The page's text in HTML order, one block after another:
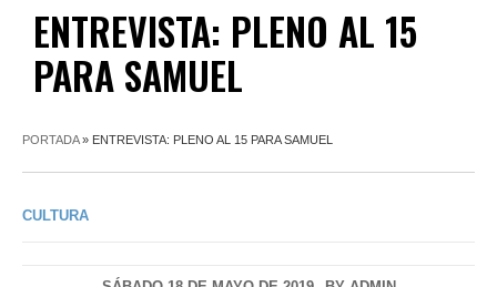
ENTREVISTA: PLENO AL 15
PARA SAMUEL
PORTADA» ENTREVISTA: PLENO AL 15 PARA SAMUEL
CULTURA